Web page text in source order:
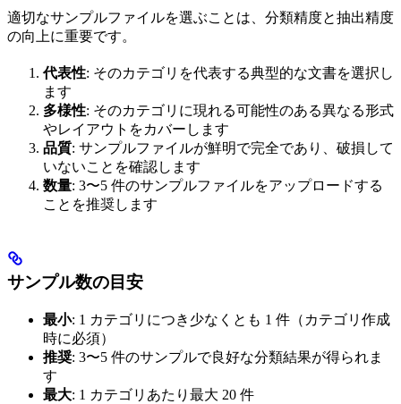
適切なサンプルファイルを選ぶことは、分類精度と抽出精度
の向上に重要です。
代表性: そのカテゴリを代表する典型的な文書を選択し
ます
多様性: そのカテゴリに現れる可能性のある異なる形式
やレイアウトをカバーします
品質: サンプルファイルが鮮明で完全であり、破損して
いないことを確認します
数量: 3〜5 件のサンプルファイルをアップロードする
ことを推奨します
サンプル数の目安
最小: 1 カテゴリにつき少なくとも 1 件（カテゴリ作成
時に必須）
推奨: 3〜5 件のサンプルで良好な分類結果が得られま
す
最大: 1 カテゴリあたり最大 20 件